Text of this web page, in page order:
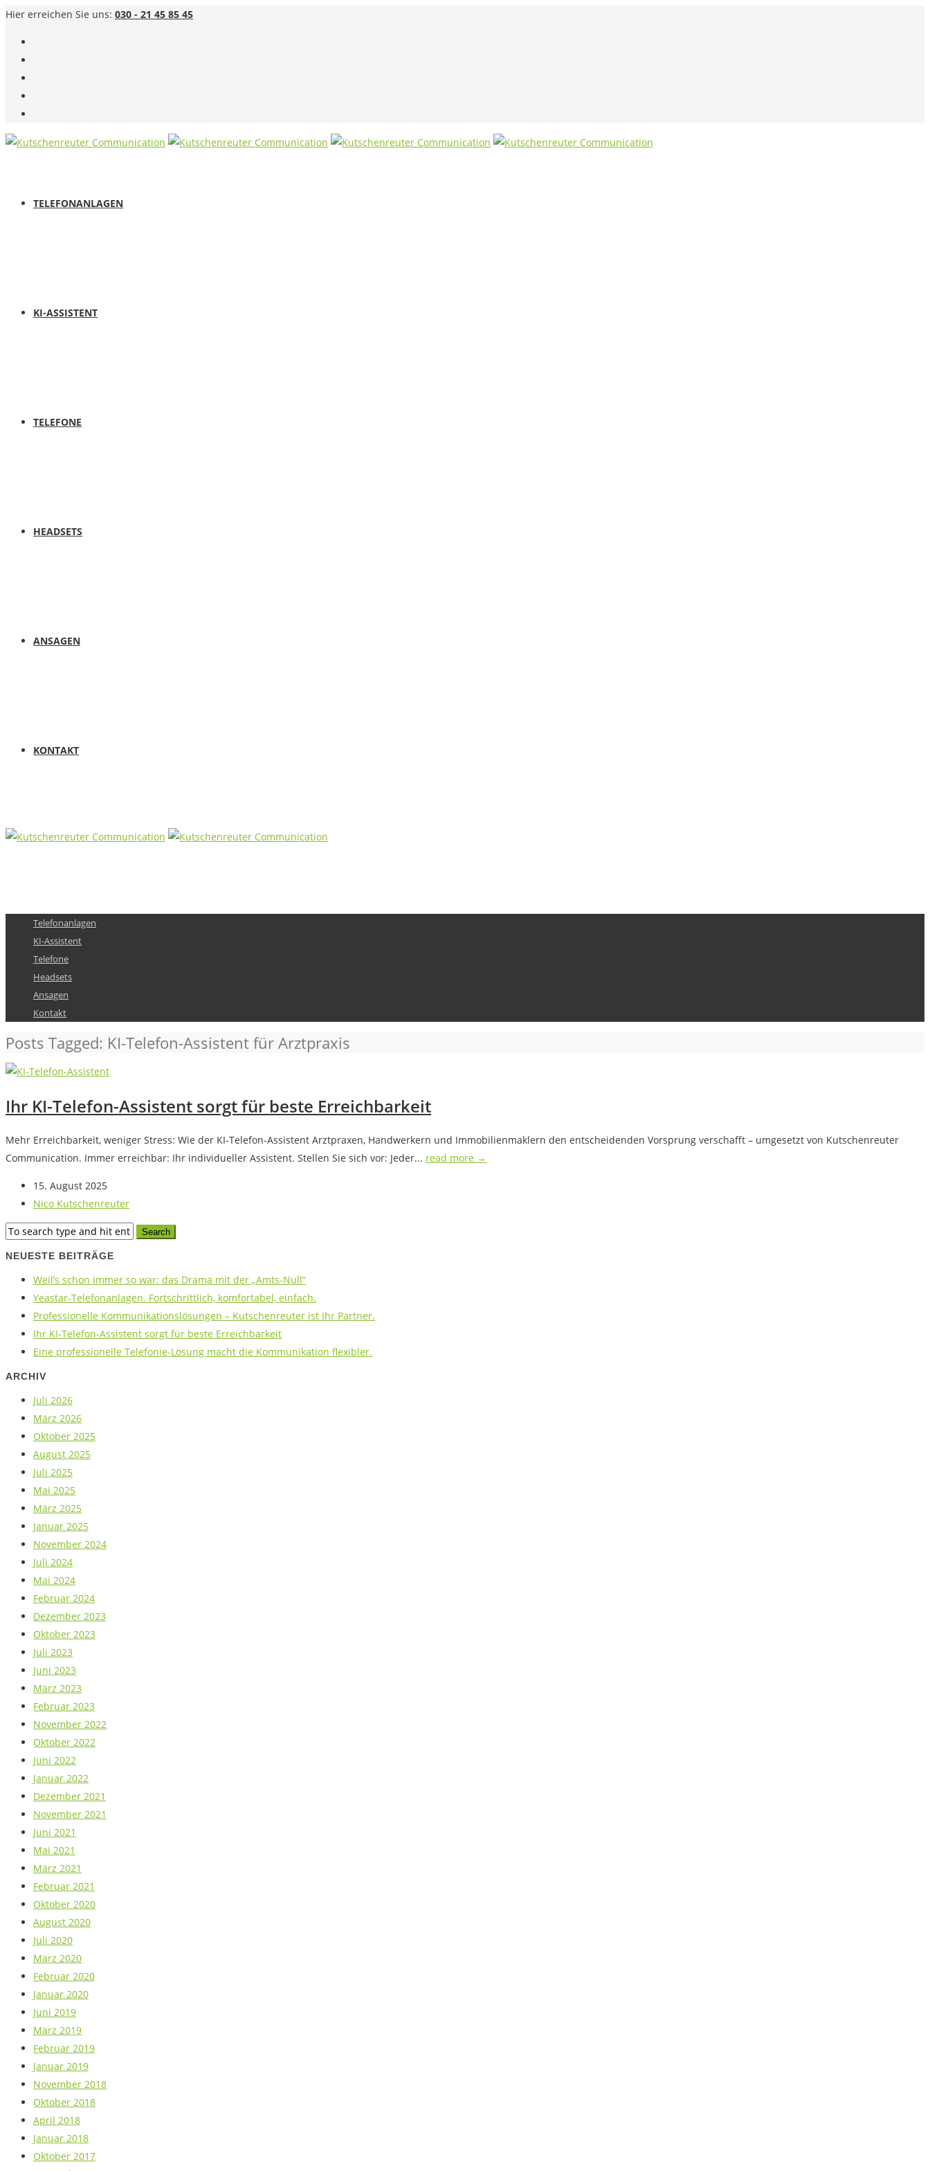
Hier erreichen Sie uns: 030 - 21 45 85 45
TELEFONANLAGEN
KI-ASSISTENT
TELEFONE
HEADSETS
ANSAGEN
KONTAKT
Telefonanlagen
KI-Assistent
Telefone
Headsets
Ansagen
Kontakt
Posts Tagged: KI-Telefon-Assistent für Arztpraxis
Ihr KI-Telefon-Assistent sorgt für beste Erreichbarkeit
Mehr Erreichbarkeit, weniger Stress: Wie der KI-Telefon-Assistent Arztpraxen, Handwerkern und Immobilienmaklern den entscheidenden Vorsprung verschafft – umgesetzt von Kutschenreuter
Communication. Immer erreichbar: Ihr individueller Assistent. Stellen Sie sich vor: Jeder... read more →
15. August 2025
Nico Kutschenreuter
NEUESTE BEITRÄGE
Weil’s schon immer so war: das Drama mit der „Amts-Null“
Yeastar-Telefonanlagen. Fortschrittlich, komfortabel, einfach.
Professionelle Kommunikationslösungen – Kutschenreuter ist Ihr Partner.
Ihr KI-Telefon-Assistent sorgt für beste Erreichbarkeit
Eine professionelle Telefonie-Lösung macht die Kommunikation flexibler.
ARCHIV
Juli 2026
März 2026
Oktober 2025
August 2025
Juli 2025
Mai 2025
März 2025
Januar 2025
November 2024
Juli 2024
Mai 2024
Februar 2024
Dezember 2023
Oktober 2023
Juli 2023
Juni 2023
März 2023
Februar 2023
November 2022
Oktober 2022
Juni 2022
Januar 2022
Dezember 2021
November 2021
Juni 2021
Mai 2021
März 2021
Februar 2021
Oktober 2020
August 2020
Juli 2020
März 2020
Februar 2020
Januar 2020
Juni 2019
März 2019
Februar 2019
Januar 2019
November 2018
Oktober 2018
April 2018
Januar 2018
Oktober 2017